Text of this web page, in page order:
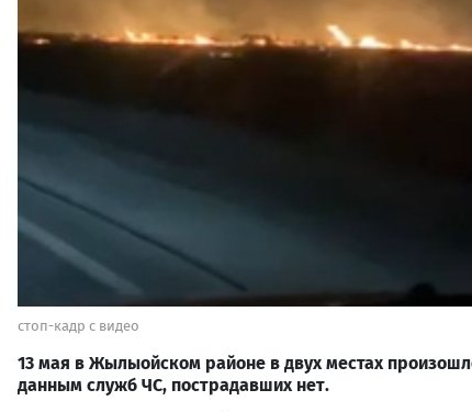
стоп-кадр с видео
13 мая в Жылыойском районе в двух местах
данным служб ЧС, пострадавших нет.